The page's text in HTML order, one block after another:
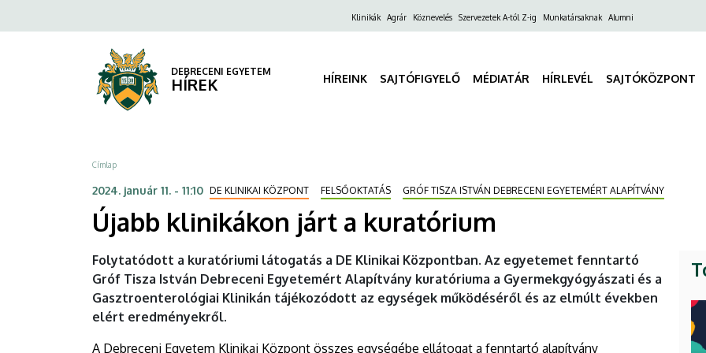
klinikákon
DEBRECENI
EGYETEM
a
FelsőKlinikák Agrár Köznevelés Szervezetek A-tól Z-ig Munkatársaknak Alumni
DEBRECENI EGYETEM
HÍREK HÍREINK SAJTÓFIGYELŐ MÉDIATÁR HÍRLEVÉL SAJTÓKÖZPONT
Morzsa
Címlap
2024. január 11. - 11:10 DE KLINIKAI KÖZPONT FELSŐOKTATÁS GRÓF TISZA ISTVÁN DEBRECENI EGYETEMÉRT ALAPÍTVÁNY
Újabb klinikákon járt a kuratórium
Folytatódott a kuratóriumi látogatás a DE Klinikai Központban. Az egyetemet fenntartó
Gróf Tisza István Debreceni Egyetemért Alapítvány kuratóriuma a Gyermekgyógyászati és a
Gasztroenterológiai Klinikán tájékozódott az egységek működéséről és az elmúlt években
elért eredményekről.
A Debreceni Egyetem Klinikai Központ összes egységébe ellátogat a fenntartó alapítvány